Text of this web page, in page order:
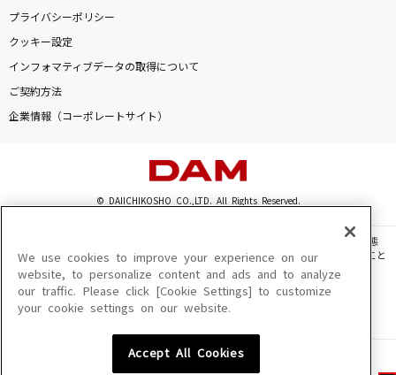
プライバシーポリシー
クッキー設定
インフォマティブデータの取得について
ご契約方法
企業情報（コーポレートサイト）
© DAIICHIKOSHO CO.,LTD. All Rights Reserved.
このサイトに掲載されている一切の文章・画像・写真・動画・音声等を、手段や形態
を問わず、著作権法の定める範囲を超えて無断で複製、転載、ファイル化などすること
を禁じます。
楽曲及びコンテンツは、機種によりご利用いただけない場合があります。
楽曲及びコンテンツの配信日、配信内容が変更になる場合があります。
We use cookies to improve your experience on our
website, to personalize content and ads and to analyze
our traffic. Please click [Cookie Settings] to customize
your cookie settings on our website.
Accept All Cookies